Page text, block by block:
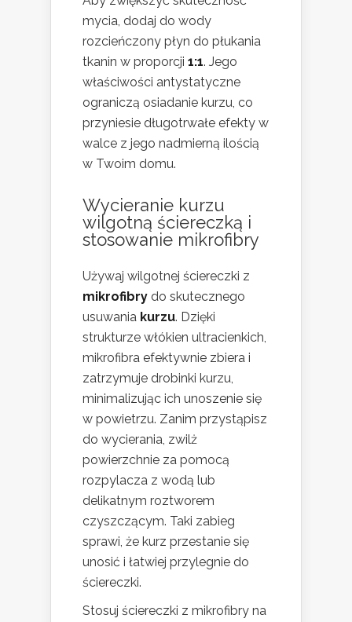
mycia, dodaj do wody
rozcieńczony płyn do płukania
tkanin w proporcji 1:1. Jego
właściwości antystatyczne
ograniczą osiadanie kurzu, co
przyniesie długotrwałe efekty w
walce z jego nadmierną ilością
w Twoim domu.
Wycieranie kurzu
wilgotną ściereczką i
stosowanie mikrofibry
Używaj wilgotnej ściereczki z
mikrofibry do skutecznego
usuwania kurzu. Dzięki
strukturze włókien ultracienkich,
mikrofibra efektywnie zbiera i
zatrzymuje drobinki kurzu,
minimalizując ich unoszenie się
w powietrzu. Zanim przystąpisz
do wycierania, zwilż
powierzchnie za pomocą
rozpylacza z wodą lub
delikatnym roztworem
czyszczącym. Taki zabieg
sprawi, że kurz przestanie się
unosić i łatwiej przylegnie do
ściereczki.
Stosuj ściereczki z mikrofibry na